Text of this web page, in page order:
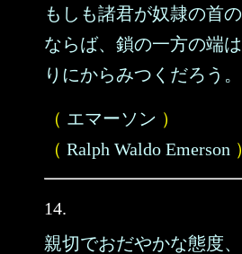
もしも諸君が奴隷の首
ならば、鎖の一方の端
りにからみつくだろう。
（ エマーソン ）
（ Ralph Waldo Emerson ）
14.
親切でおだやかな態度、